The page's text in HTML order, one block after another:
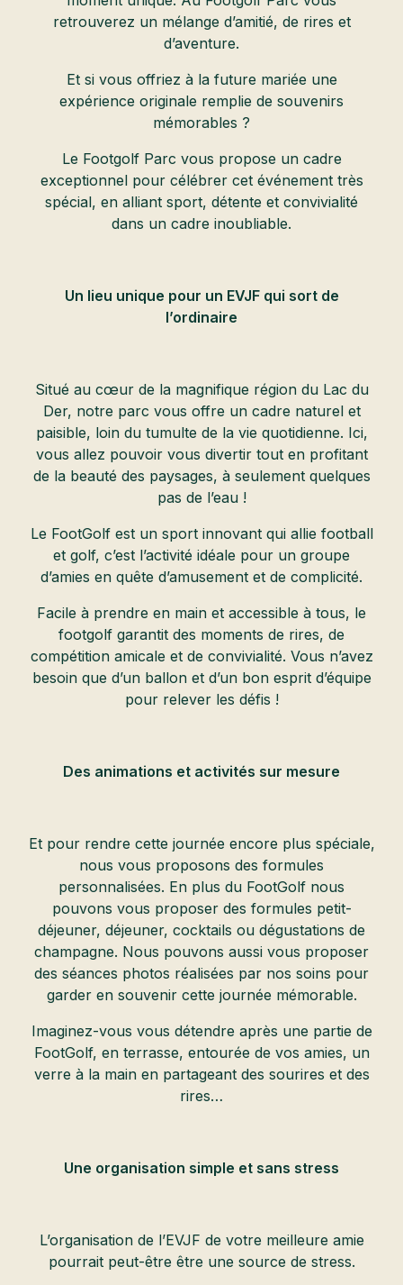
retrouverez un mélange d’amitié, de rires et
d’aventure.
Et si vous offriez à la future mariée une
expérience originale remplie de souvenirs
mémorables ?
Le Footgolf Parc vous propose un cadre
exceptionnel pour célébrer cet événement très
spécial, en alliant sport, détente et convivialité
dans un cadre inoubliable.
Un lieu unique pour un EVJF qui sort de
l’ordinaire
Situé au cœur de la magnifique région du Lac du
Der, notre parc vous offre un cadre naturel et
paisible, loin du tumulte de la vie quotidienne. Ici,
vous allez pouvoir vous divertir tout en profitant
de la beauté des paysages, à seulement quelques
pas de l’eau !
Le FootGolf est un sport innovant qui allie football
et golf, c’est l’activité idéale pour un groupe
d’amies en quête d’amusement et de complicité.
Facile à prendre en main et accessible à tous, le
footgolf garantit des moments de rires, de
compétition amicale et de convivialité. Vous n’avez
besoin que d’un ballon et d’un bon esprit d’équipe
pour relever les défis !
Des animations et activités sur mesure
Et pour rendre cette journée encore plus spéciale,
nous vous proposons des formules
personnalisées. En plus du FootGolf nous
pouvons vous proposer des formules petit-
déjeuner, déjeuner, cocktails ou dégustations de
champagne. Nous pouvons aussi vous proposer
des séances photos réalisées par nos soins pour
garder en souvenir cette journée mémorable.
Imaginez-vous vous détendre après une partie de
FootGolf, en terrasse, entourée de vos amies, un
verre à la main en partageant des sourires et des
rires…
Une organisation simple et sans stress
L’organisation de l’EVJF de votre meilleure amie
pourrait peut-être être une source de stress.